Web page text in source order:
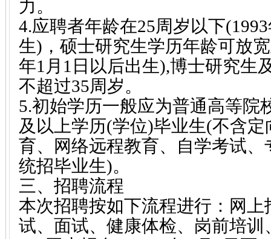
力。
4.应聘者年龄在25周岁以下
生)，硕士研究生学历年龄可放
年1月1日以后出生),博士研究生
不超过35周岁。
5.初始学历一般应为普通高等院
及以上学历(学位)毕业生(不含
育、网络远程教育、自学考试
统招毕业生)。
三、招聘流程
本次招聘按如下流程进行：网
试、面试、健康体检、岗前培训